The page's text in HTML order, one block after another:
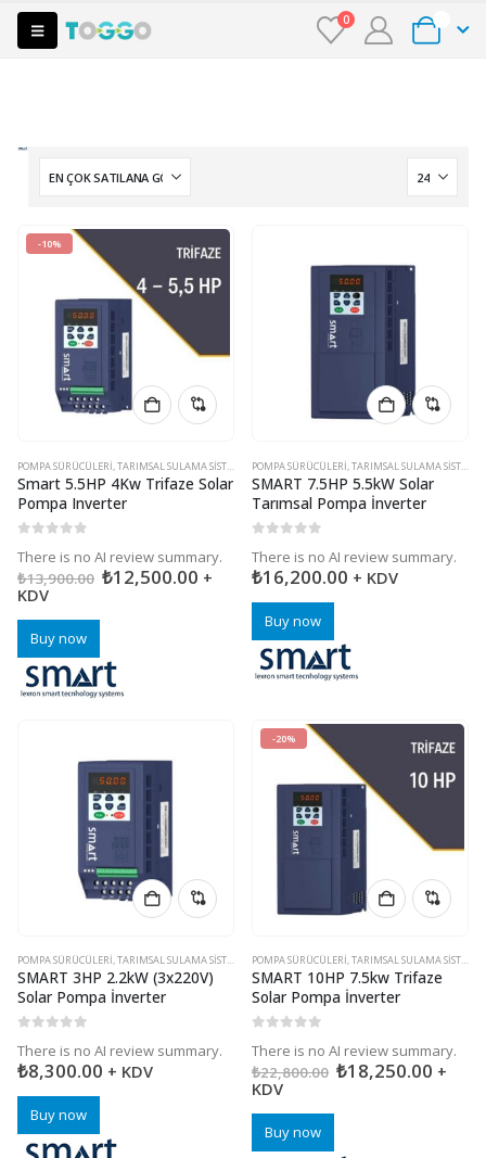
0
-10%
POMPA SÜRÜCÜLERI,TARIMSAL SULAMA SISTEMLERI
Smart 5.5HP 4Kw Trifaze Solar
Pompa Inverter
There is no AI review summary.
₺13,900.00 ₺12,500.00 +
KDV
Buy now
POMPA SÜRÜCÜLERI,TARIMSAL SULAMA SISTEMLERI
SMART 7.5HP 5.5kW Solar
Tarımsal Pompa İnverter
There is no AI review summary.
₺16,200.00 + KDV
Buy now
POMPA SÜRÜCÜLERI,TARIMSAL SULAMA SISTEMLERI
SMART 3HP 2.2kW (3x220V)
Solar Pompa İnverter
There is no AI review summary.
₺8,300.00 + KDV
Buy now
-20%
POMPA SÜRÜCÜLERI,TARIMSAL SULAMA SISTEMLERI
SMART 10HP 7.5kw Trifaze
Solar Pompa İnverter
There is no AI review summary.
₺22,800.00 ₺18,250.00 +
KDV
Buy now